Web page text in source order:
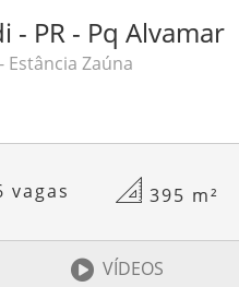
- PR - Pq Alvamar
Estância Zaúna
vagas 395 m²
VÍDEOS